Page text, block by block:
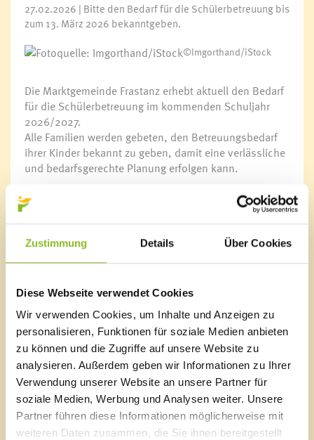
Zustimmung Details Über Cookies
Diese Webseite verwendet Cookies
Wir verwenden Cookies, um Inhalte und Anzeigen zu
personalisieren, Funktionen für soziale Medien anbieten
zu können und die Zugriffe auf unsere Website zu
analysieren. Außerdem geben wir Informationen zu Ihrer
Verwendung unserer Website an unsere Partner für
soziale Medien, Werbung und Analysen weiter. Unsere
Partner führen diese Informationen möglicherweise mit
weiteren Daten zusammen, die Sie ihnen bereitgestellt
27.02.2026 | Bitte den Bedarf für die Schülerbetreuung bis
zum 13. März 2026 bekanntgeben.
©Imgorthand/iStock
Die Marktgemeinde Frastanz erhebt aktuell den Bedarf
für die Schülerbetreuung im kommenden Schuljahr
2026/2027.
Alle Familien werden gebeten, den Betreuungsbedarf
ihrer Kinder bekannt zu geben, damit eine verlässliche
und bedarfsgerechte Planung erfolgen kann.
Bedarf für die Schülerbetreuung 2026/2027
Wir bitten alle Eltern, die Abfrage bis zum13. März
2026auszufüllen. Die Daten dienen der
organisatorischen Planung und helfen dabei, ein
sowie der Mittelschule Frastanz sicherzustellen.
Marktgemeinde Frastanz
Sägenplatz 1
A-6820 Frastanz, Österreich
Lageplan